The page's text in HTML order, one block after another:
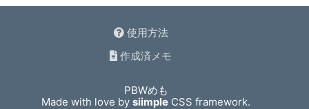
使用方法
作成済メモ
PBWめも
Made with love bysiimple CSS framework.